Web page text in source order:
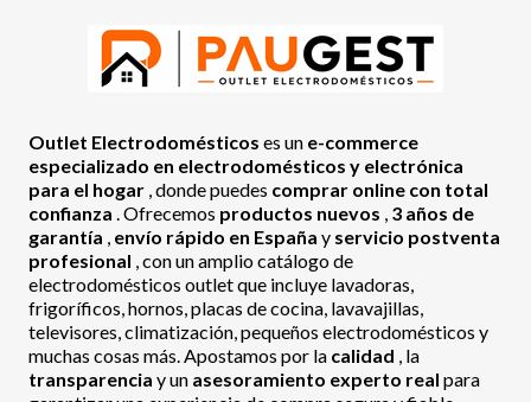
Outlet Electrodomésticos es un e-commerce
especializado en electrodomésticos y electrónica
para el hogar , donde puedes comprar online con total
confianza . Ofrecemos productos nuevos , 3 años de
garantía , envío rápido en España y servicio postventa
profesional , con un amplio catálogo de
electrodomésticos outlet que incluye lavadoras,
frigoríficos, hornos, placas de cocina, lavavajillas,
televisores, climatización, pequeños electrodomésticos y
muchas cosas más. Apostamos por la calidad , la
transparencia y un asesoramiento experto real para